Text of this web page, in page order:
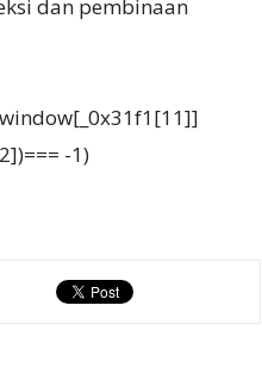
dan pembinaan
-1)